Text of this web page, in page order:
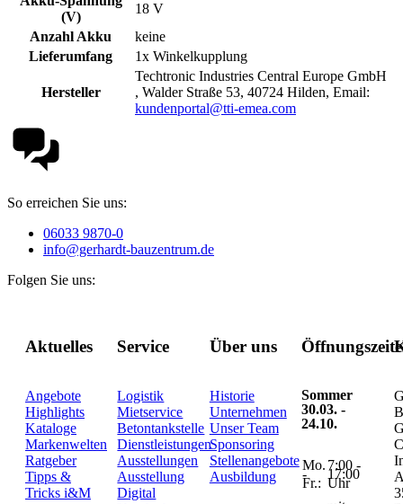
(V)
18 V
Anzahl Akku
keine
Lieferumfang
1x Winkelkupplung
Hersteller
Techtronic Industries Central Europe GmbH
, Walder Straße 53, 40724 Hilden, Email:
kundenportal@tti-emea.com
So erreichen Sie uns:
06033 9870-0
info@gerhardt-bauzentrum.de
Folgen Sie uns:
Aktuelles
Angebote
Highlights
Kataloge
Markenwelten
Ratgeber
Tipps &
Tricks i&M
Service
Logistik
Mietservice
Betontankstelle
Dienstleistungen
Ausstellungen
Ausstellung
Digital
Über uns
Historie
Unternehmen
Unser Team
Sponsoring
Stellenangebote
Ausbildung
Sommer
30.03. -
24.10.
Mo.
-
Fr.:
7:00 -
17:00
Uhr